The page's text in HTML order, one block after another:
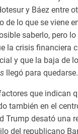
y Báez entre
de lo que se viene
saberlo, pero lo
la crisis financiera
y que la baja de
llegó para quedarse.
que indican
también en el
Trump desató una
del republicano